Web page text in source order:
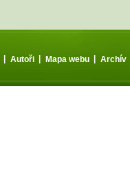
| Autoři | Mapa webu | Archív